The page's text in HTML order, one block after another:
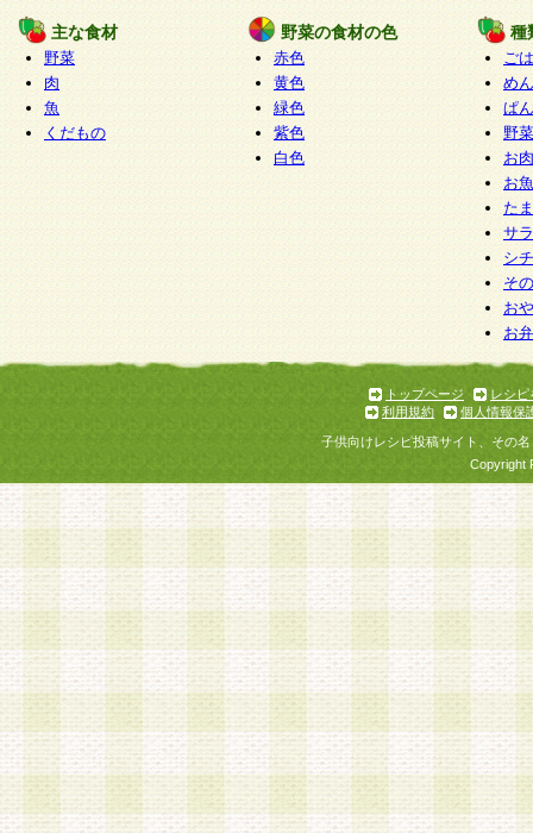
主な食材
野菜
肉
魚
くだもの
野菜の食材の色
赤色
黄色
緑色
紫色
白色
種
ご
めん
ぱん
野
お
お
た
サ
シ
そ
お
お
トップページ
レシピ
利用規約
個人情報保
子供向けレシピ投稿サイト、その
Copyright